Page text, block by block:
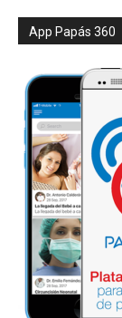
App Papás 360